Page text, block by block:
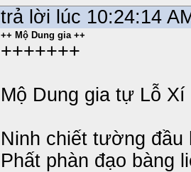
trả lời lúc 10:24:14
++ Mộ Dung gia ++
+++++++
Mộ Dung gia tự Lỗ
Ninh chiết tường đầu
Phất phàn đạo bàng